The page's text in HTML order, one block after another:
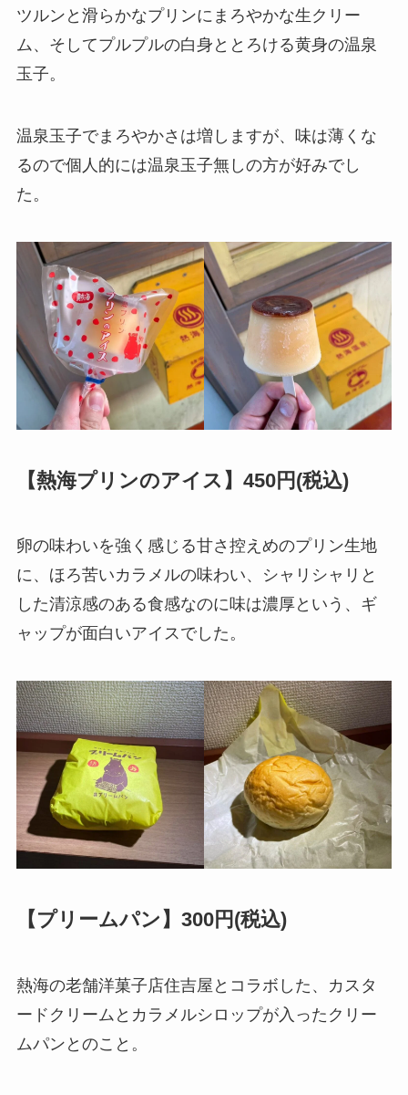
ツルンと滑らかなプリンにまろやかな生クリー
ム、そしてプルプルの白身ととろける黄身の温泉
玉子。
温泉玉子でまろやかさは増しますが、味は薄くな
るので個人的には温泉玉子無しの方が好みでし
た。
【熱海プリンのアイス】450円(税込)
卵の味わいを強く感じる甘さ控えめのプリン生地
に、ほろ苦いカラメルの味わい、シャリシャリと
した清涼感のある食感なのに味は濃厚という、ギ
ャップが面白いアイスでした。
【プリームパン】300円(税込)
熱海の老舗洋菓子店住吉屋とコラボした、カスタ
ードクリームとカラメルシロップが入ったクリー
ムパンとのこと。